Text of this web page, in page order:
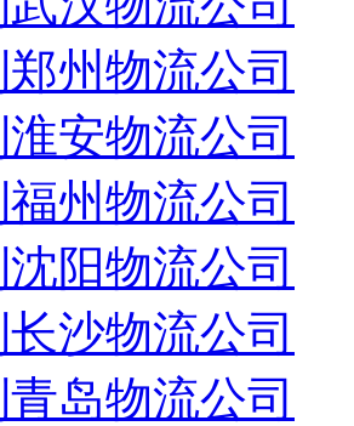
郑州物流公司
淮安物流公司
福州物流公司
沈阳物流公司
长沙物流公司
青岛物流公司